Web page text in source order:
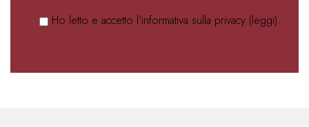
Ho letto e accetto l'informativa sulla privacy (leggi).